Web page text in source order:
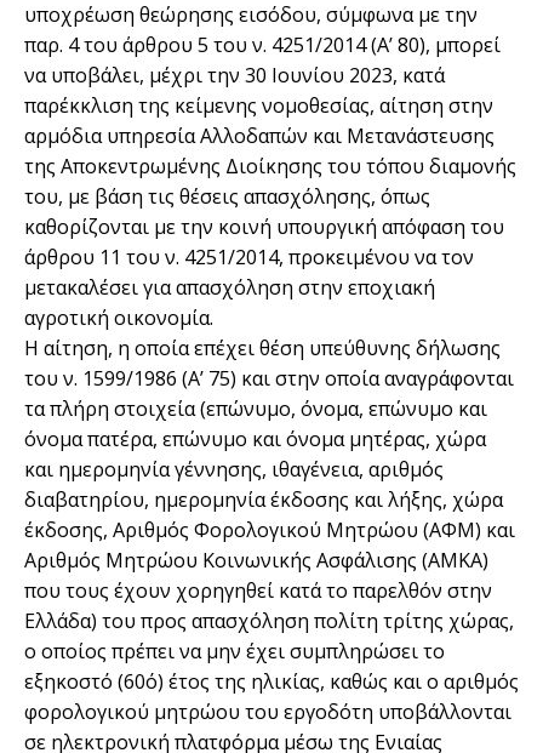
υποχρέωση θεώρησης εισόδου, σύμφωνα με την
παρ. 4 του άρθρου 5 του ν. 4251/2014 (Α’ 80), μπορεί
να υποβάλει, μέχρι την 30 Ιουνίου 2023, κατά
παρέκκλιση της κείμενης νομοθεσίας, αίτηση στην
αρμόδια υπηρεσία Αλλοδαπών και Μετανάστευσης
της Αποκεντρωμένης Διοίκησης του τόπου διαμονής
του, με βάση τις θέσεις απασχόλησης, όπως
καθορίζονται με την κοινή υπουργική απόφαση του
άρθρου 11 του ν. 4251/2014, προκειμένου να τον
μετακαλέσει για απασχόληση στην εποχιακή
αγροτική οικονομία.
Η αίτηση, η οποία επέχει θέση υπεύθυνης δήλωσης
του ν. 1599/1986 (Α’ 75) και στην οποία αναγράφονται
τα πλήρη στοιχεία (επώνυμο, όνομα, επώνυμο και
όνομα πατέρα, επώνυμο και όνομα μητέρας, χώρα
και ημερομηνία γέννησης, ιθαγένεια, αριθμός
διαβατηρίου, ημερομηνία έκδοσης και λήξης, χώρα
έκδοσης, Αριθμός Φορολογικού Μητρώου (ΑΦΜ) και
Αριθμός Μητρώου Κοινωνικής Ασφάλισης (ΑΜΚΑ)
που τους έχουν χορηγηθεί κατά το παρελθόν στην
Ελλάδα) του προς απασχόληση πολίτη τρίτης χώρας,
ο οποίος πρέπει να μην έχει συμπληρώσει το
εξηκοστό (60ό) έτος της ηλικίας, καθώς και ο αριθμός
φορολογικού μητρώου του εργοδότη υποβάλλονται
σε ηλεκτρονική πλατφόρμα μέσω της Ενιαίας